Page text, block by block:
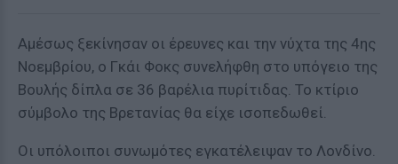
Αμέσως ξεκίνησαν οι έρευνες και την νύχτα της 4ης
Νοεμβρίου, ο Γκάι Φοκς συνελήφθη στο υπόγειο της
Βουλής δίπλα σε 36 βαρέλια πυρίτιδας. Το κτίριο
σύμβολο της Βρετανίας θα είχε ισοπεδωθεί.
Οι υπόλοιποι συνωμότες εγκατέλειψαν το Λονδίνο.